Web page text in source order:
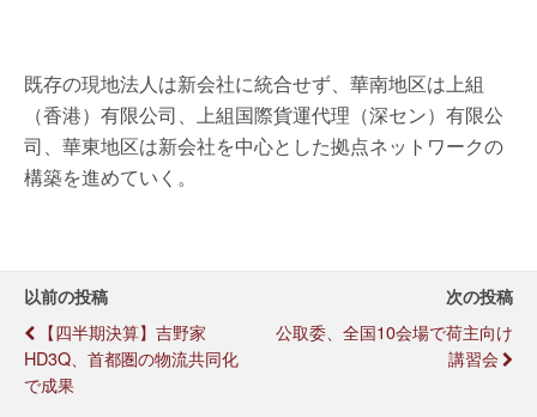
既存の現地法人は新会社に統合せず、華南地区は上組
（香港）有限公司、上組国際貨運代理（深セン）有限公
司、華東地区は新会社を中心とした拠点ネットワークの
構築を進めていく。
以前の投稿
【四半期決算】吉野家
HD3Q、首都圏の物流共同化
で成果
次の投稿
公取委、全国10会場で荷主向け
講習会